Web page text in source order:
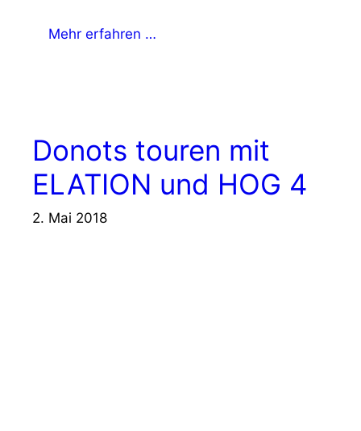
Mehr erfahren …
Donots touren mit
ELATION und HOG 4
2. Mai 2018